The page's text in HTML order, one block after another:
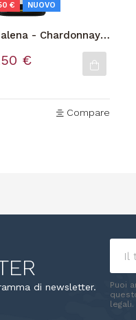
€ NUOVO
- Chardonnay
€
Compare
di newsletter.
Puoi
legali.